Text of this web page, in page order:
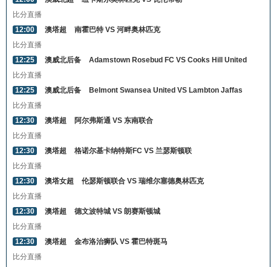
比分直播
12:00
澳塔超
南霍巴特 VS 河畔奥林匹克
比分直播
12:25
澳威北后备
Adamstown Rosebud FC VS Cooks Hill United
比分直播
12:25
澳威北后备
Belmont Swansea United VS Lambton Jaffas
比分直播
12:30
澳塔超
阿尔弗斯通 VS 东南联合
比分直播
12:30
澳塔超
格诺尔基卡纳特斯FC VS 兰瑟斯顿联
比分直播
12:30
澳塔女超
伦瑟斯顿联合 VS 瑞维尔塞德奥林匹克
比分直播
12:30
澳塔超
德文波特城 VS 朗赛斯顿城
比分直播
12:30
澳塔超
金布洛治狮队 VS 霍巴特斑马
比分直播